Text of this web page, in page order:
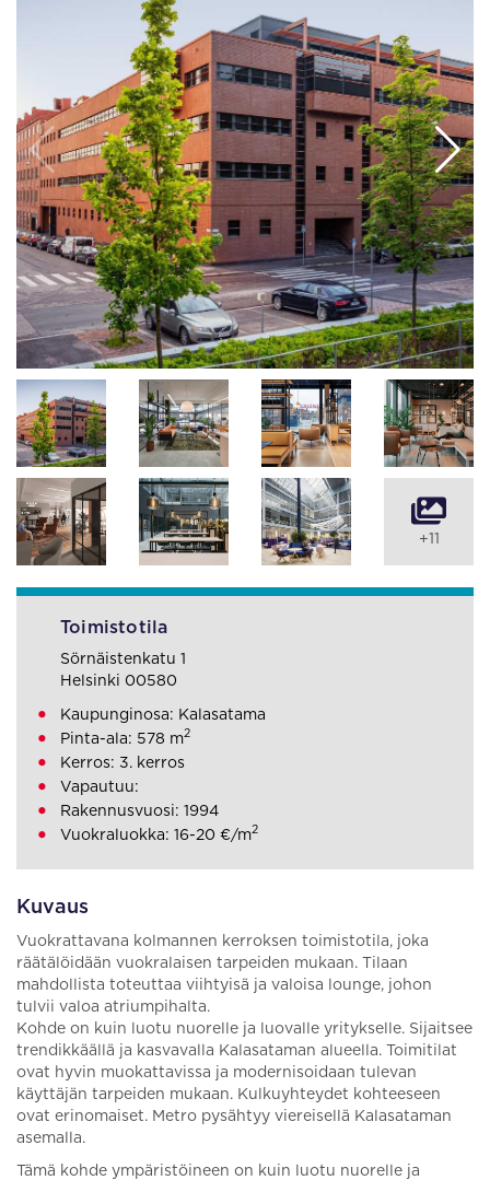
Kuvaus
Vuokrattavana kolmannen kerroksen toimistotila, joka
räätälöidään vuokralaisen tarpeiden mukaan. Tilaan
mahdollista toteuttaa viihtyisä ja valoisa lounge, johon
tulvii valoa atriumpihalta.
Kohde on kuin luotu nuorelle ja luovalle yritykselle. Sijaitsee
trendikkäällä ja kasvavalla Kalasataman alueella. Toimitilat
ovat hyvin muokattavissa ja modernisoidaan tulevan
käyttäjän tarpeiden mukaan. Kulkuyhteydet kohteeseen
ovat erinomaiset. Metro pysähtyy viereisellä Kalasataman
asemalla.
Tämä kohde ympäristöineen on kuin luotu nuorelle ja
+11
Toimistotila
Sörnäistenkatu 1
Helsinki 00580
Kaupunginosa: Kalasatama
Pinta-ala: 578 m2
Kerros: 3. kerros
Vapautuu:
Rakennusvuosi: 1994
Vuokraluokka: 16-20 €/m2